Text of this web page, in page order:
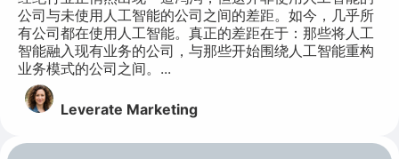
公司与未使用人工智能的公司之间的差距。如今，几乎所
有公司都在使用人工智能。真正的差距在于：那些将人工
智能融入现有业务的公司，与那些开始围绕人工智能重构
业务模式的公司之间。...
Leverate Marketing